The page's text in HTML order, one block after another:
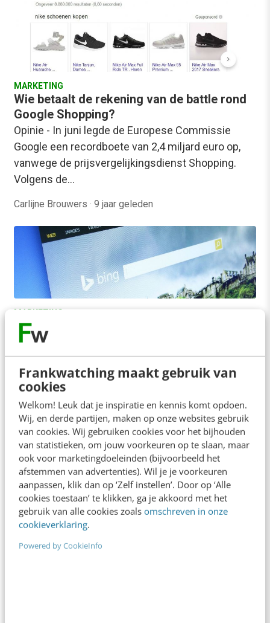
Frankwatching maakt gebruik van
cookies
Welkom! Leuk dat je inspiratie en kennis komt opdoen.
Wij, en derde partijen, maken op onze websites gebruik
van cookies. Wij gebruiken cookies voor het bijhouden
van statistieken, om jouw voorkeuren op te slaan, maar
ook voor marketingdoeleinden (bijvoorbeeld het
afstemmen van advertenties). Wil je je voorkeuren
aanpassen, klik dan op ‘Zelf instellen’. Door op ‘Alle
cookies toestaan’ te klikken, ga je akkoord met het
gebruik van alle cookies zoals omschreven in onze
cookieverklaring.
Powered by CookieInfo
MARKETING
Wie betaalt de rekening van de battle rond
Google Shopping?
Opinie - In juni legde de Europese Commissie
Google een recordboete van 2,4 miljard euro op,
vanwege de prijsvergelijkingsdienst Shopping.
Volgens de…
Carlijne Brouwers · 9 jaar geleden
MARKETING
Zoekmachine Bing groeit: zo haal je het
maximale uit Bing Ads [how to]
In drie jaar tijd heeft Bing zich volgens eigen
cijfers sterk ontwikkeld binnen de
zoekmachinemarkt in Nederland. In 2014 had Bing
een…
Jan Ramaker 9 jaar geleden
3 verklaringen voor de grote groei van